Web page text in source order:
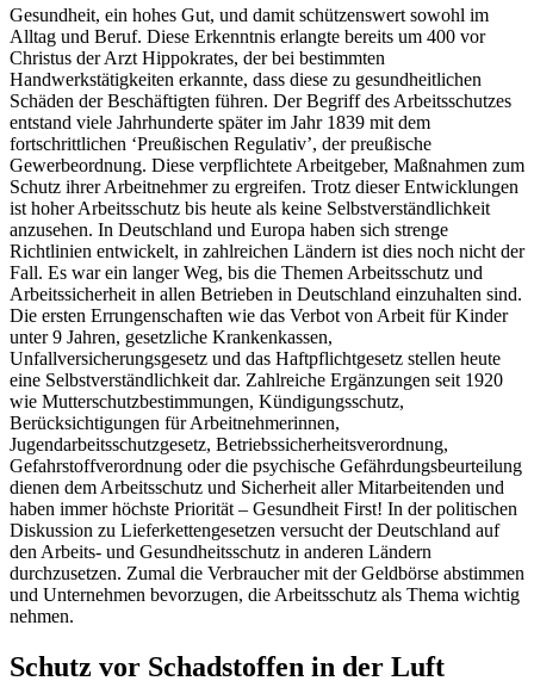
Gesundheit, ein hohes Gut, und damit schützenswert sowohl im
Alltag und Beruf. Diese Erkenntnis erlangte bereits um 400 vor
Christus der Arzt Hippokrates, der bei bestimmten
Handwerkstätigkeiten erkannte, dass diese zu gesundheitlichen
Schäden der Beschäftigten führen. Der Begriff des Arbeitsschutzes
entstand viele Jahrhunderte später im Jahr 1839 mit dem
fortschrittlichen ‘Preußischen Regulativ’, der preußische
Gewerbeordnung. Diese verpflichtete Arbeitgeber, Maßnahmen zum
Schutz ihrer Arbeitnehmer zu ergreifen. Trotz dieser Entwicklungen
ist hoher Arbeitsschutz bis heute als keine Selbstverständlichkeit
anzusehen. In Deutschland und Europa haben sich strenge
Richtlinien entwickelt, in zahlreichen Ländern ist dies noch nicht der
Fall. Es war ein langer Weg, bis die Themen Arbeitsschutz und
Arbeitssicherheit in allen Betrieben in Deutschland einzuhalten sind.
Die ersten Errungenschaften wie das Verbot von Arbeit für Kinder
unter 9 Jahren, gesetzliche Krankenkassen,
Unfallversicherungsgesetz und das Haftpflichtgesetz stellen heute
eine Selbstverständlichkeit dar. Zahlreiche Ergänzungen seit 1920
wie Mutterschutzbestimmungen, Kündigungsschutz,
Berücksichtigungen für Arbeitnehmerinnen,
Jugendarbeitsschutzgesetz, Betriebssicherheitsverordnung,
Gefahrstoffverordnung oder die psychische Gefährdungsbeurteilung
dienen dem Arbeitsschutz und Sicherheit aller Mitarbeitenden und
haben immer höchste Priorität – Gesundheit First! In der politischen
Diskussion zu Lieferkettengesetzen versucht der Deutschland auf
den Arbeits- und Gesundheitsschutz in anderen Ländern
durchzusetzen. Zumal die Verbraucher mit der Geldbörse abstimmen
und Unternehmen bevorzugen, die Arbeitsschutz als Thema wichtig
nehmen.
Schutz vor Schadstoffen in der Luft